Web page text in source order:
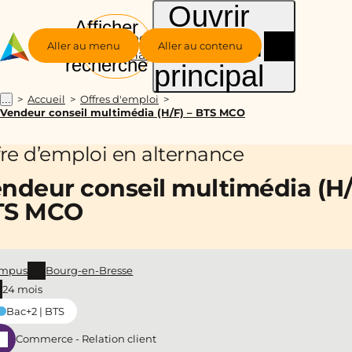
Aller au menu Aller au contenu
Groupe
Alternance
Afficher
la
recherche
Ouvrir
le menu
principal
... Accueil
Offres d'emploi
Vendeur conseil multimédia (H/F) – BTS MCO
d’emploi en alternance
conseil multimédia (H/
MCO
Bourg-en-Bresse
24 mois
Bac+2 | BTS
Commerce - Relation client